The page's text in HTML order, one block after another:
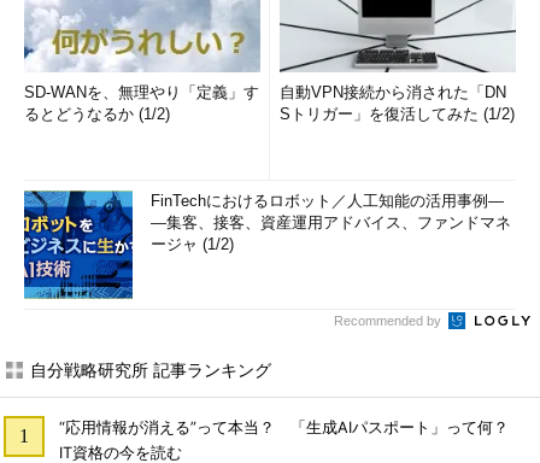
SD-WANを、無理やり「定義」す
るとどうなるか (1/2)
自動VPN接続から消された「DN
Sトリガー」を復活してみた (1/2)
FinTechにおけるロボット／人工知能の活用事例―
―集客、接客、資産運用アドバイス、ファンドマネ
ージャ (1/2)
Recommended by
自分戦略研究所 記事ランキング
“応用情報が消える”って本当？ 「生成AIパスポート」って何？
IT資格の今を読む